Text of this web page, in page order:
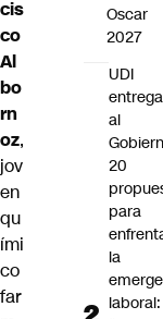
cis
co
Al
bo
rn
oz,
jov
en
qu
ími
co
far
Oscar
2027
UDI
entrega
al
20
para
la
laboral: